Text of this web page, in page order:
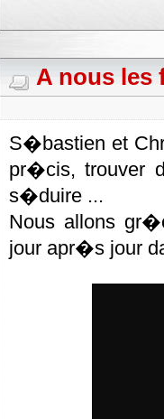
A nous les
S�bastien et
pr�cis, trouver
s�duire ...
Nous allons
jour apr�s jour